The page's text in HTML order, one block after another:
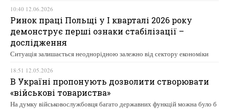
10:40 12.06.2026
Ринок праці Польщі у І кварталі 2026 року
демонструє перші ознаки стабілізації –
дослідження
Ситуація залишається неоднорідною залежно від сектору економіки
18:51 12.05.2026
В Україні пропонують дозволити створювати
«військові товариства»
На думку військовослужбовця багато державних функцій можна було б